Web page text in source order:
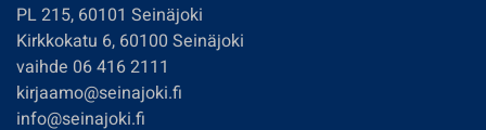
PL 215, 60101 Seinäjoki
Kirkkokatu 6, 60100 Seinäjoki
vaihde 06 416 2111
kirjaamo@seinajoki.fi
info@seinajoki.fi